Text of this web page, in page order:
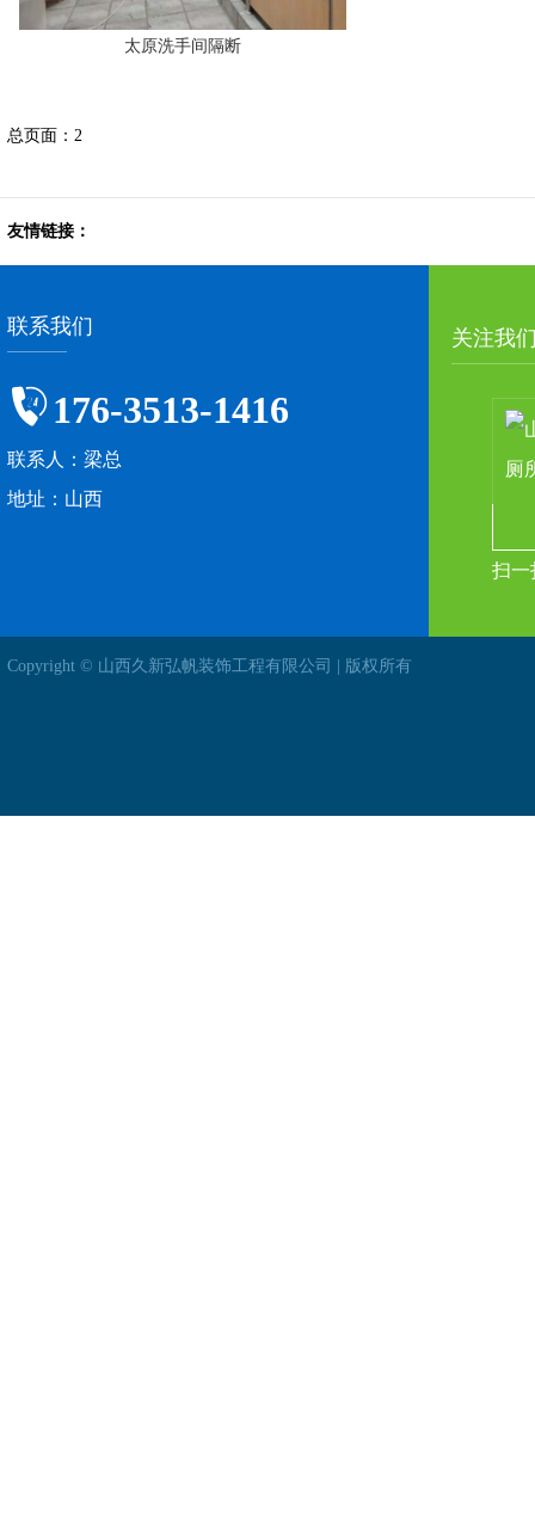
太原洗手间隔断
总页面：2
友情链接：
联系我们
176-3513-1416
联系人：梁总
地址：山西
关注我
扫一
Copyright © 山西久新弘帆装饰工程有限公司 | 版权所有